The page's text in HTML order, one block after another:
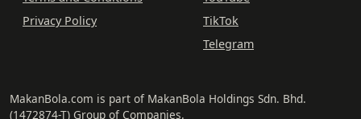
Privacy Policy
TikTok
Telegram
MakanBola.com is part of MakanBola Holdings Sdn. Bhd.
(1472874-T) Group of Companies.